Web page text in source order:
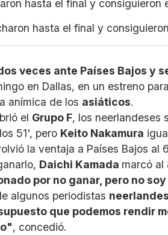
Linkedin
Facebook
Copiar enlace
hasta el final y
veces ante Países Bajos y
en Dallas, en un estreno
anímica de los asiáticos.
el Grupo F, los neerlandeses
51', pero Keito Nakamura
la ventaja a Países Bajos al
Daichi Kamada marcó
por no ganar, pero no
algunos periodistas
que podemos rendir
, concedió.